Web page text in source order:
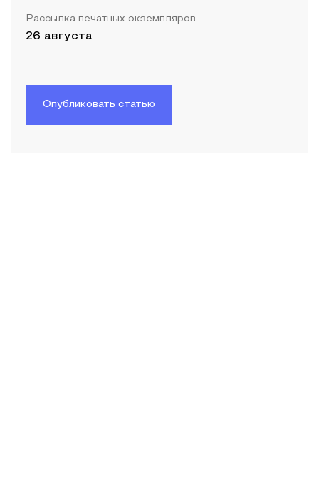
Рассылка печатных экземпляров
26 августа
Опубликовать статью